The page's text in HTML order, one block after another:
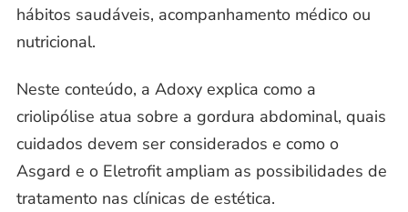
hábitos saudáveis, acompanhamento médico ou
nutricional.
Neste conteúdo, a Adoxy explica como a
criolipólise atua sobre a gordura abdominal, quais
cuidados devem ser considerados e como o
Asgard e o Eletrofit ampliam as possibilidades de
tratamento nas clínicas de estética.